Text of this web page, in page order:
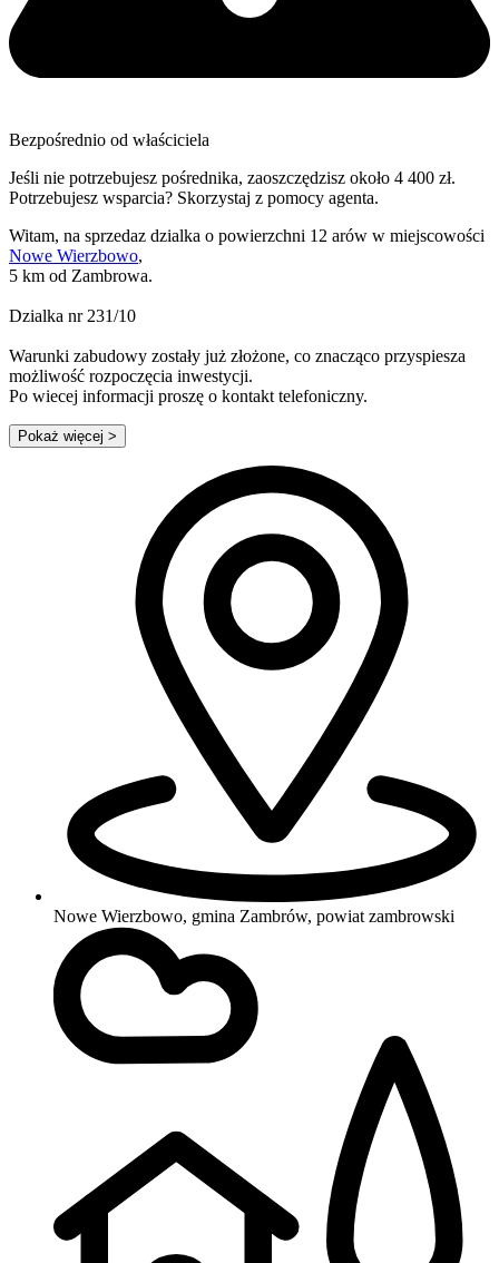
Bezpośrednio od właściciela
Jeśli nie potrzebujesz pośrednika, zaoszczędzisz około 4 400 zł.
Potrzebujesz wsparcia? Skorzystaj z pomocy agenta.
Witam, na sprzedaz dzialka o powierzchni 12 arów w miejscowości
Nowe Wierzbowo,
5 km od Zambrowa.
Dzialka nr 231/10
Warunki zabudowy zostały już złożone, co znacząco przyspiesza
możliwość rozpoczęcia inwestycji.
Po wiecej informacji proszę o kontakt telefoniczny.
Pokaż więcej >
Nowe Wierzbowo, gmina Zambrów, powiat zambrowski